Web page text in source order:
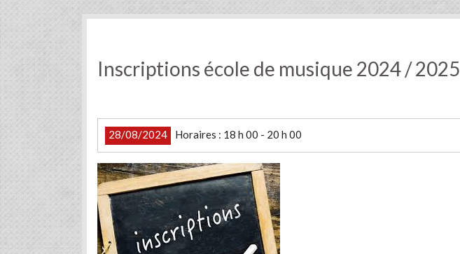
Inscriptions école de musique 2024 / 2025
28/08/2024 Horaires : 18 h 00 - 20 h 00